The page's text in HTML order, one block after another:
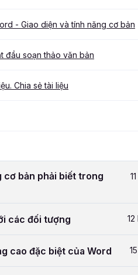
- Giao diện và tính năng cơ bản
đầu soạn thảo văn bản
Chia sẻ tài liệu
cơ bản phải biết trong
các đối tượng
cao đặc biệt của Word